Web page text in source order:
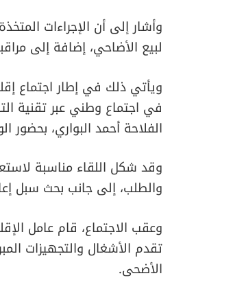
وأشار إلى أن الإجراءات
لبيع الأضاحي، إضافة إلى
ويأتي ذلك في إطار اجتماع
في اجتماع وطني عبر تقنية
الفلاحة أحمد البواري، بحضور
وقد شكل اللقاء مناسبة
والطلب، إلى جانب بحث سبل
وعقب الاجتماع، قام عامل
تقدم الأشغال والتجهيزات
الأضحى.